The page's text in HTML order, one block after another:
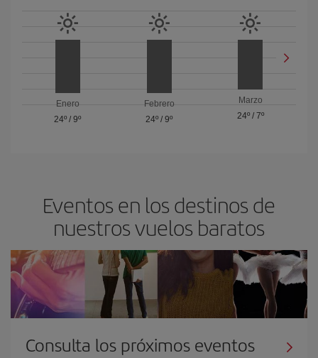
Enero
24º /9º
Febrero
24º / 9º
Marzo
24º/ 7º
Eventos en los destinos de
nuestros vuelos baratos
Consulta los próximos eventos